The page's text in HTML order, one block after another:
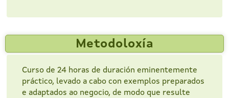
Metodoloxía
Curso de 24 horas de duración eminentemente
práctico, levado a cabo con exemplos preparados
e adaptados ao negocio, de modo que resulte